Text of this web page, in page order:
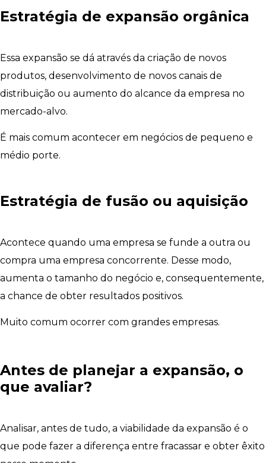
Estratégia de expansão orgânica
Essa expansão se dá através da criação de novos
produtos, desenvolvimento de novos canais de
distribuição ou aumento do alcance da empresa no
mercado-alvo.
É mais comum acontecer em negócios de pequeno e
médio porte.
Estratégia de fusão ou aquisição
Acontece quando uma empresa se funde a outra ou
compra uma empresa concorrente. Desse modo,
aumenta o tamanho do negócio e, consequentemente,
a chance de obter resultados positivos.
Muito comum ocorrer com grandes empresas.
Antes de planejar a expansão, o
que avaliar?
Analisar, antes de tudo, a viabilidade da expansão é o
que pode fazer a diferença entre fracassar e obter êxito